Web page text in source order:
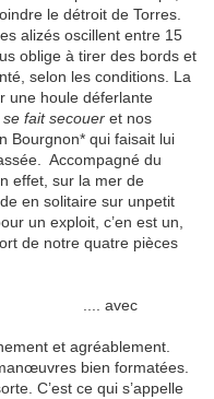
le détroit de Torres.
alizés oscillent entre 15
oblige à tirer des bords et
selon les conditions. La
une houle déferlante
se fait secouer et nos
Bourgnon* qui faisait lui
Accompagné du
effet, sur la mer de
en solitaire sur unpetit
un exploit, c’en est un,
de notre quatre pièces
et agréablement.
bien formatées.
C’est ce qui s’appelle